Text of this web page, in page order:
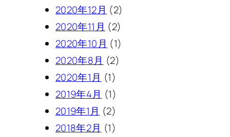
2020年12月 (2)
2020年11月 (2)
2020年10月 (1)
2020年8月 (2)
2020年1月 (1)
2019年4月 (1)
2019年1月 (2)
2018年2月 (1)